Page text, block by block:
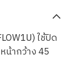
ใช้ปิด
น้ากว้าง 45